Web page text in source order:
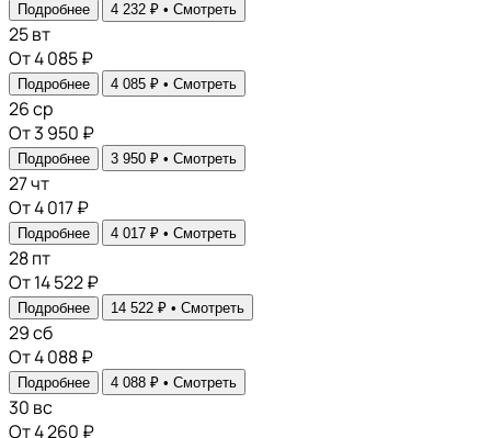
Подробнее 4 232 ₽ • Смотреть
25вт
От 4 085 ₽
Подробнее 4 085 ₽ • Смотреть
26ср
От 3 950 ₽
Подробнее 3 950 ₽ • Смотреть
27чт
От 4 017 ₽
Подробнее 4 017 ₽ • Смотреть
28пт
От 14 522 ₽
Подробнее 14 522 ₽ • Смотреть
29сб
От 4 088 ₽
Подробнее 4 088 ₽ • Смотреть
30 вс
От 4 260 ₽